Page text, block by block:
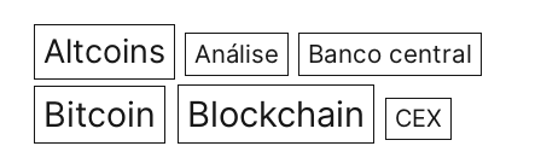
Altcoins Análise Banco central
Bitcoin Blockchain CEX